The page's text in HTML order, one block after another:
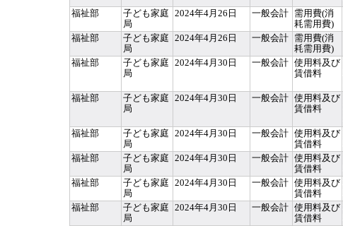
福祉部
子ども家庭
局
2024年4月26日 一般会計
需用費(消
耗需用費)
福祉部
子ども家庭
局
2024年4月26日 一般会計
需用費(消
耗需用費)
福祉部
子ども家庭
局
2024年4月30日 一般会計 使用料及び
賃借料
福祉部
子ども家庭
局
2024年4月30日 一般会計 使用料及び
賃借料
福祉部
子ども家庭
局
2024年4月30日 一般会計 使用料及び
賃借料
福祉部
子ども家庭
局
2024年4月30日 一般会計 使用料及び
賃借料
福祉部
子ども家庭
局
2024年4月30日 一般会計 使用料及び
賃借料
福祉部
子ども家庭
局
2024年4月30日 一般会計 使用料及び
賃借料